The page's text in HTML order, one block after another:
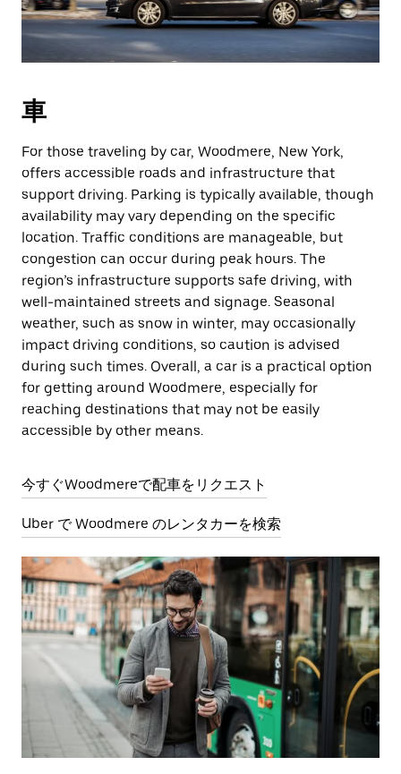
車
For those traveling by car, Woodmere, New York,
offers accessible roads and infrastructure that
support driving. Parking is typically available, though
availability may vary depending on the specific
location. Traffic conditions are manageable, but
congestion can occur during peak hours. The
region’s infrastructure supports safe driving, with
well-maintained streets and signage. Seasonal
weather, such as snow in winter, may occasionally
impact driving conditions, so caution is advised
during such times. Overall, a car is a practical option
for getting around Woodmere, especially for
reaching destinations that may not be easily
accessible by other means.
今すぐWoodmereで配車をリクエスト
Uber で Woodmere のレンタカーを検索